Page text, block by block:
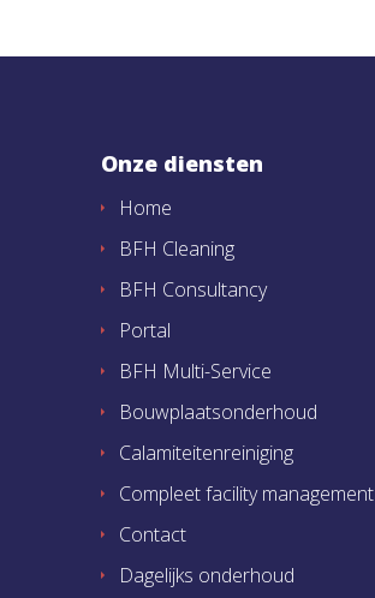
Onze diensten
Home
BFH Cleaning
BFH Consultancy
Portal
BFH Multi-Service
Bouwplaatsonderhoud
Calamiteitenreiniging
Compleet facility management
Contact
Dagelijks onderhoud